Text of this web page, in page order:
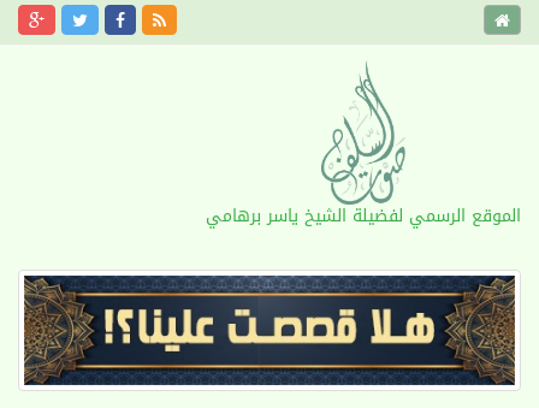
الموقع الرسمي لفضيلة الشيخ ياسر برهامي